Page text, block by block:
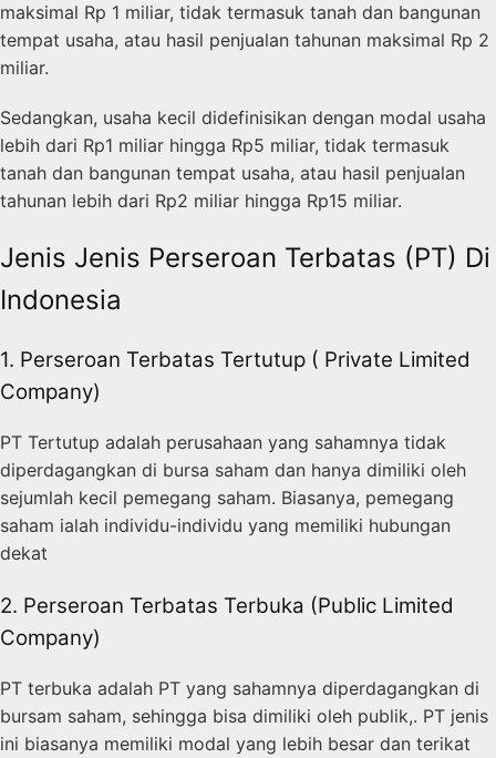
maksimal Rp 1 miliar, tidak termasuk tanah dan bangunan
tempat usaha, atau hasil penjualan tahunan maksimal Rp 2
miliar.
Sedangkan, usaha kecil didefinisikan dengan modal usaha
lebih dari Rp1 miliar hingga Rp5 miliar, tidak termasuk
tanah dan bangunan tempat usaha, atau hasil penjualan
tahunan lebih dari Rp2 miliar hingga Rp15 miliar.
Jenis Jenis Perseroan Terbatas (PT) Di
Indonesia
1. Perseroan Terbatas Tertutup ( Private Limited
Company)
PT Tertutup adalah perusahaan yang sahamnya tidak
diperdagangkan di bursa saham dan hanya dimiliki oleh
sejumlah kecil pemegang saham. Biasanya, pemegang
saham ialah individu-individu yang memiliki hubungan
dekat
2. Perseroan Terbatas Terbuka (Public Limited
Company)
PT terbuka adalah PT yang sahamnya diperdagangkan di
bursam saham, sehingga bisa dimiliki oleh publik,. PT jenis
ini biasanya memiliki modal yang lebih besar dan terikat